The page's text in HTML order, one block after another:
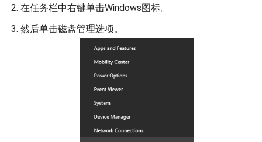
在任务栏中右键单击Windows图标。
然后单击磁盘管理选项。